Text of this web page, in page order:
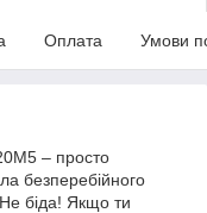
Оплата Умови
– просто
безперебійного
біда! Якщо ти